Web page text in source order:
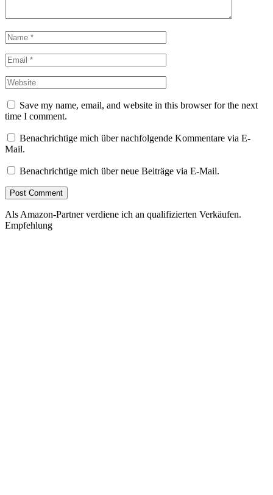
Save my name, email, and website in this browser for the next
time I comment.
Benachrichtige mich über nachfolgende Kommentare via E-
Mail.
Benachrichtige mich über neue Beiträge via E-Mail.
Als Amazon-Partner verdiene ich an qualifizierten Verkäufen.
Empfehlung